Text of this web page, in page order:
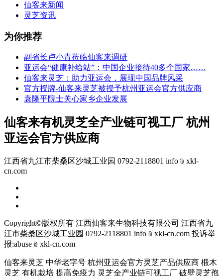
仙客来新闻
灵芝资讯
为你推荐
副省长卢小青莅临仙客来调研
亚运会“健康补给站”：中国企业接待40多个国家……
仙客来灵芝：助力亚运会，展现中国品牌风采
官方授牌-仙客来灵芝被授予杭州亚运会官方供应商
袁隆平院士关心家乡企业发展
仙客来有机灵芝全产业链可视工厂 杭州
亚运会官方供应商
江西省九江市柴桑区沙城工业园 0792-2118801 info﹫xkl-
cn.com
Copyright©版权所有 江西仙客来生物科技有限公司 江西省九
江市柴桑区沙城工业园 0792-2118801 info﹫xkl-cn.com 投诉举
报:abuse﹫xkl-cn.com
仙客来灵芝 中华老字号 杭州亚运会官方灵芝产品供应商 椴木
灵芝 有机栽培 提高免疫力 灵芝全产业链可视工厂 破壁灵芝孢